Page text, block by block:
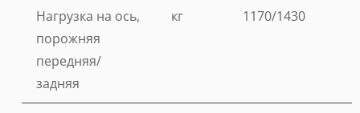
Нагрузка на ось,
порожняя
передняя/
задняя
кг 1170/1430